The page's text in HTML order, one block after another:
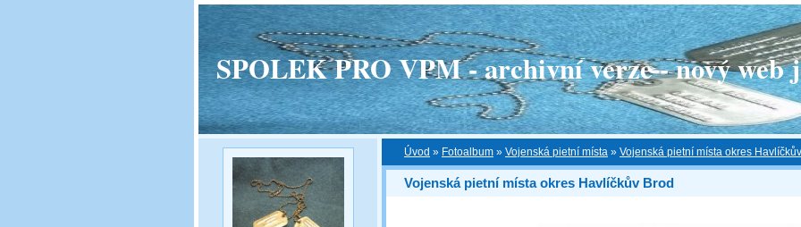
SPOLEK PRO VPM - archivní verze - nový web
Úvod » Fotoalbum » Vojenská pietní místa » Vojenská pietní místa okres
Vojenská pietní místa okres Havlíčkův Brod